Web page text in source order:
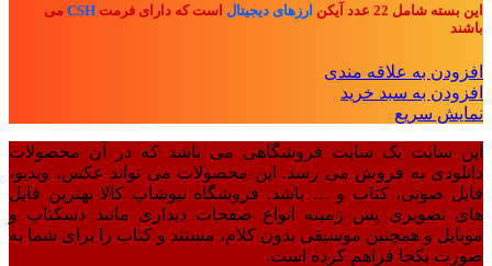
این بسته شامل 22 عدد آیکن ارزهای دیجیتال است که دارای فرمت CSH می
باشند
افزودن به علاقه مندی
افزودن به سبد خرید
نمایش سریع
این سایت یک سایت فروشگاهی می باشد که در آن محصولات
دانلودی به فروش می رسد. این محصولات می تواند عکس، ویدیو،
فایل صوتی، کتاب و … باشد. فروشگاه نیوشاپ کالا بهترین فایل
های تصویری پس زمینه انواع صفحات دیداری مانند دسکتاپ و
موبایل و همچنین موسیقی بدون کلام، مستند و کتاب را برای شما به
صورت یکجا فراهم کرده است.